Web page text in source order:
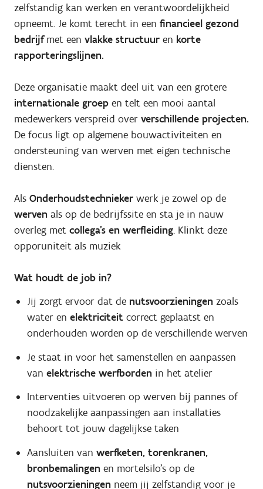
zelfstandig kan werken en verantwoordelijkheid
opneemt. Je komt terecht in een financieel gezond
bedrijfmet een vlakke structuur en korte
rapporteringslijnen.
Deze organisatie maakt deel uit van een grotere
internationale groep en telt een mooi aantal
medewerkers verspreid over verschillende projecten.
De focus ligt op algemene bouwactiviteiten en
ondersteuning van werven met eigen technische
diensten.
Als Onderhoudstechnieker werk je zowel op de
werven als op de bedrijfssite en sta je in nauw
overleg met collega’s en werfleiding. Klinkt deze
opporuniteit als muziek
Wat houdt de job in?
Jij zorgt ervoor dat de nutsvoorzieningen zoals
water en elektriciteit correct geplaatst en
onderhouden worden op de verschillende werven
Je staat in voor het samenstellen en aanpassen
van elektrische werfbordenin het atelier
Interventies uitvoeren op werven bij pannes of
noodzakelijke aanpassingen aan installaties
behoort tot jouw dagelijkse taken
Aansluiten van werfketen, torenkranen,
bronbemalingenen mortelsilo’s op de
nutsvoorzieningen neem jij zelfstandig voor je